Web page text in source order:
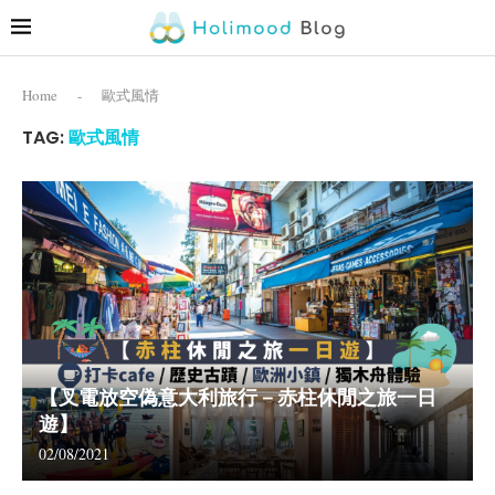
Home - 歐式風情
TAG:歐式風情
【叉電放空偽意大利旅行－赤柱休閒之旅一日
遊】
02/08/2021